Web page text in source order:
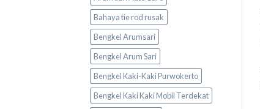
Bahaya tie rod rusak
Bengkel Arumsari
Bengkel Arum Sari
Bengkel Kaki-Kaki Purwokerto
Bengkel Kaki Kaki Mobil Terdekat